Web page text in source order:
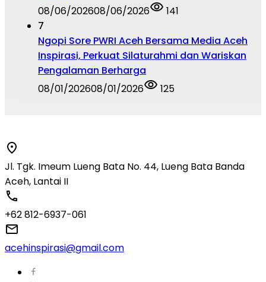
08/06/202608/06/2026
141
7
Ngopi Sore PWRI Aceh Bersama Media Aceh
Inspirasi, Perkuat Silaturahmi dan Wariskan
Pengalaman Berharga
08/01/202608/01/2026 125
Jl. Tgk. Imeum Lueng Bata No. 44, Lueng Bata Banda
Aceh, Lantai II
+62 812-6937-061
acehinspirasi@gmail.com